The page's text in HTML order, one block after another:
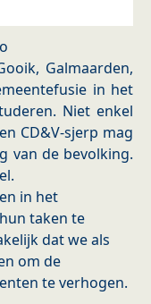
Galmaarden,
in het
Niet enkel
CD&V-sjerp mag
van de bevolking.
in het
taken te
dat we als
om de
te verhogen.